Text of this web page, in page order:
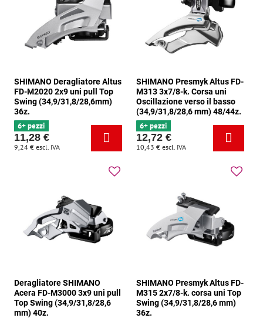
SHIMANO Deragliatore Altus
FD-M2020 2x9 uni pull Top
Swing (34,9/31,8/28,6mm)
36z.
6+ pezzi
11,28 €
9,24 € escl. IVA
SHIMANO Presmyk Altus FD-
M313 3x7/8-k. Corsa uni
Oscillazione verso il basso
(34,9/31,8/28,6 mm) 48/44z.
6+ pezzi
12,72 €
10,43 € escl. IVA
Deragliatore SHIMANO
Acera FD-M3000 3x9 uni pull
Top Swing (34,9/31,8/28,6
mm) 40z.
SHIMANO Presmyk Altus FD-
M315 2x7/8-k. corsa uni Top
Swing (34,9/31,8/28,6 mm)
36z.